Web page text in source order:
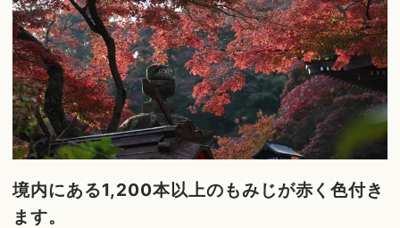
境内にある1,200本以上のもみじが赤く色付き
ます。